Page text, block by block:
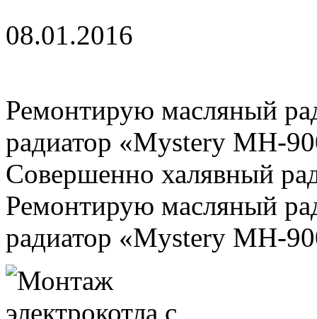
08.01.2016
Ремонтирую масляный
радиатор «Mystery MH-
Совершенно халявный
Ремонтирую масляный
радиатор «Mystery MH-